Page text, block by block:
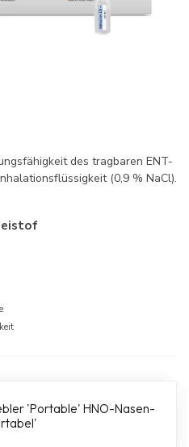
des tragbaren ENT-
(0,9 % NaCl).
'Portable' HNO-Nasen-